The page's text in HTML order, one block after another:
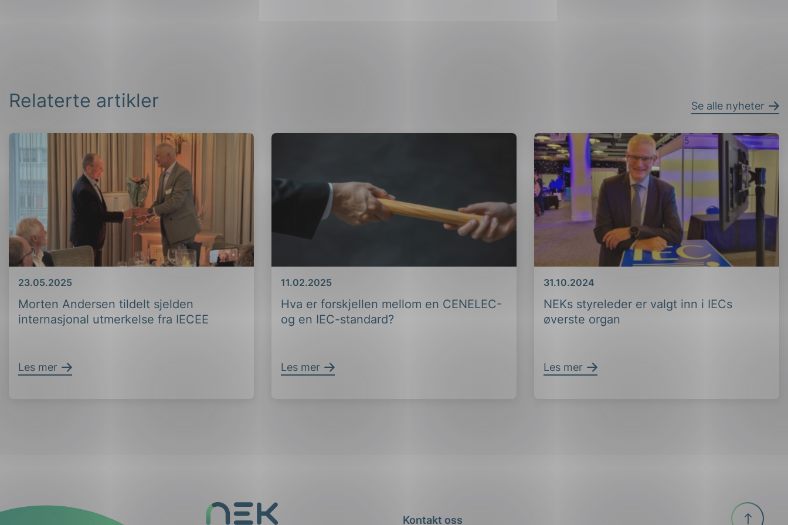
Relaterte artikler Se alle nyheter
Morten Andersen tildelt sjelden
internasjonal utmerkelse fra IECEE
Dato
23.05.2025
Les mer
Hva er forskjellen mellom en CENELEC-
og en IEC-standard?
Dato
11.02.2025
Les mer
NEKs styreleder er valgt inn i IECs
øverste organ
Dato
31.10.2024
Les mer
Kontakt oss
Til